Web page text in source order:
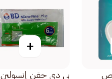
+
بى دى حقن إنسولين